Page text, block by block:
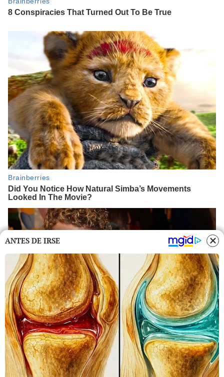
ANTES DE IRSE